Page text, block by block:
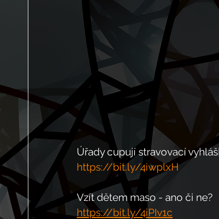
Úřady cupují stravovací
https://bit.ly/4iwplxH
Vzít dětem maso - ano či ne?
https://bit.ly/4iPIv1c